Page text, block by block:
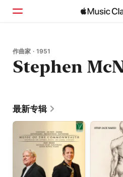
主页
浏览
作曲家 · 1951
Stephen
最新专辑